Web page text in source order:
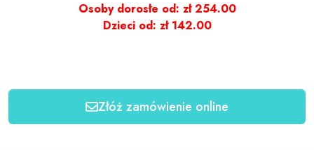
Osoby dorosłe od: zł 254.00
Dzieci od: zł 142.00
Złóż zamówienie online